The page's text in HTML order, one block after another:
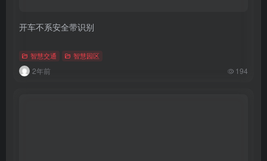
开车不系安全带识别
智慧交通 智慧园区
2年前 194